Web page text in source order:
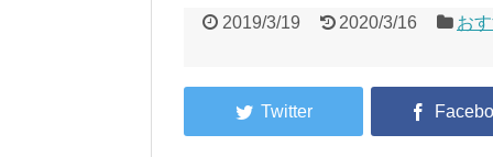
2019/3/19 2020/3/16 お